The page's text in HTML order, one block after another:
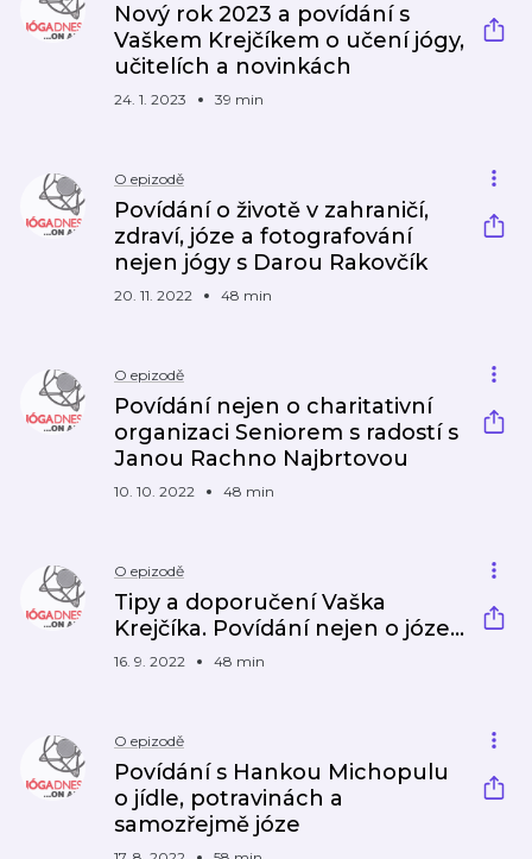
Nový rok 2023 a povídání s
Vaškem Krejčíkem o učení jógy,
učitelích a novinkách
24. 1. 2023 39 min
O epizodě
Povídání o životě v zahraničí,
zdraví, józe a fotografování
nejen jógy s Darou Rakovčík
20. 11. 2022 48 min
O epizodě
Povídání nejen o charitativní
organizaci Seniorem s radostí s
Janou Rachno Najbrtovou
10. 10. 2022 48 min
O epizodě
Tipy a doporučení Vaška
Krejčíka. Povídání nejen o józe...
16. 9. 2022 48 min
O epizodě
Povídání s Hankou Michopulu
o jídle, potravinách a
samozřejmě józe